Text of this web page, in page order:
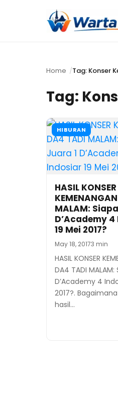
Home Tag: Konser
Tag:
HIBURAN
HASIL KONSER
MALAM:
D’Academy
19 Mei 2017?
May 18, 20173 min
HASIL KONSER
DA4 TADI MALAM:
D’Academy 4
2017?.
hasil…